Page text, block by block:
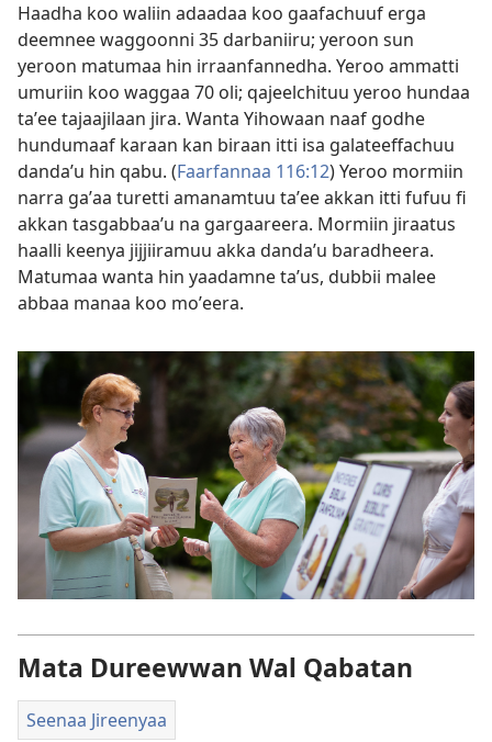
Haadha koo waliin adaadaa koo gaafachuuf erga
deemnee waggoonni 35 darbaniiru; yeroon sun
yeroon matumaa hin irraanfannedha. Yeroo ammatti
umuriin koo waggaa 70 oli; qajeelchituu yeroo hundaa
taʼee tajaajilaan jira. Wanta Yihowaan naaf godhe
hundumaaf karaan kan biraan itti isa galateeffachuu
dandaʼu hin qabu. (Faarfannaa 116:12) Yeroo mormiin
narra gaʼaa turetti amanamtuu taʼee akkan itti fufuu fi
akkan tasgabbaaʼu na gargaareera. Mormiin jiraatus
haalli keenya jijjiiramuu akka dandaʼu baradheera.
Matumaa wanta hin yaadamne taʼus, dubbii malee
abbaa manaa koo moʼeera.
Mata Dureewwan Wal Qabatan
Seenaa Jireenyaa